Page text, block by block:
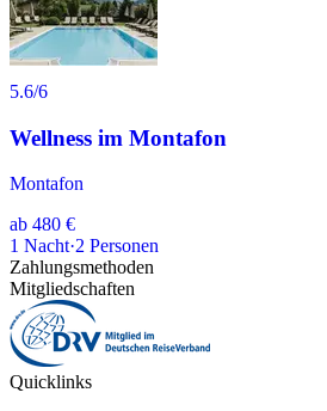
5.6/6
Wellness im Montafon
Montafon
ab 480 €
1 Nacht·2 Personen
Zahlungsmethoden
Mitgliedschaften
Quicklinks